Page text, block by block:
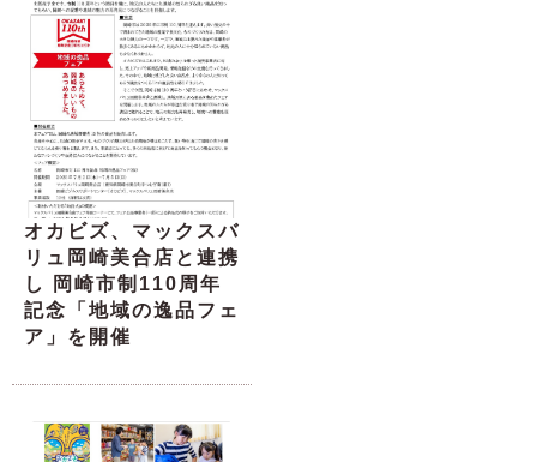
オカビズ、マックスバ
リュ岡崎美合店と連携
し 岡崎市制110周年
記念「地域の逸品フェ
ア」を開催